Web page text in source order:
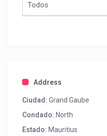
Todos
Address
Ciudad: Grand Gaube
Condado: North
Estado: Mauritius